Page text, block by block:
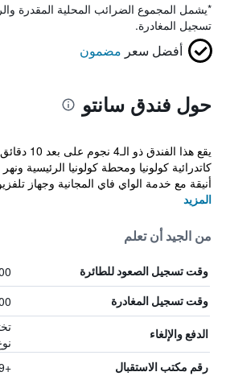
*يشمل المجموع الضرائب المحلية المقدرة
تسجيل المغادرة.
أفضل سعر مضمون
حول فندق سانتو
يقع هذا
كاتدرائية كولونيا ومحطة كولونيا الرئيسية
أنيقة مع خدمة الواي فاي المجانية وجهاز
المزيد
من الجيد أن تعلم
وقت تسجيل الصعود للطائرة
وقت تسجيل المغادرة
الدفع والإلغاء
رقم مكتب الاستقبال +49 4922 1913 9770